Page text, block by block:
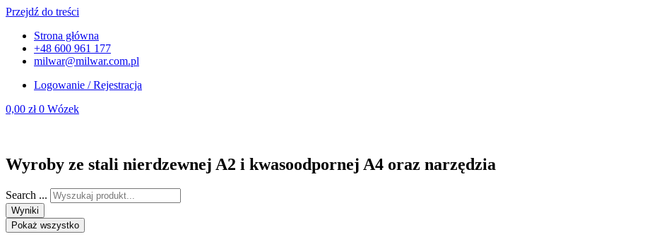
Przejdź do treści
Strona główna
+48 600 961 177
milwar@milwar.com.pl
Logowanie / Rejestracja
0,00 zł 0 Wózek
Wyroby ze stali nierdzewnej A2 i kwasoodpornej A4 oraz narzędzia
Search ...
Wyniki
Pokaż wszystko